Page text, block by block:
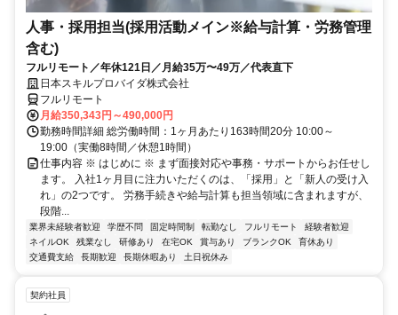
人事・採用担当(採用活動メイン※給与計算・労務管理
含む)
フルリモート／年休121日／月給35万〜49万／代表直下
日本スキルプロバイダ株式会社
フルリモート
月給350,343円～490,000円
勤務時間詳細 総労働時間：1ヶ月あたり163時間20分 10:00～
19:00（実働8時間／休憩1時間）
仕事内容 ※ はじめに ※ まず面接対応や事務・サポートからお任せし
ます。 入社1ヶ月目に注力いただくのは、「採用」と「新人の受け入
れ」の2つです。 労務手続きや給与計算も担当領域に含まれますが、
段階...
業界未経験者歓迎 学歴不問 固定時間制 転勤なし フルリモート
経験者歓迎
ネイルOK
残業なし 研修あり 在宅OK 賞与あり ブランクOK
育休あり
交通費支給
長期歓迎 長期休暇あり 土日祝休み
契約社員